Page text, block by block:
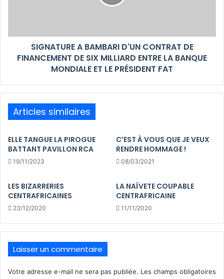
SIGNATURE A BAMBARI D'UN CONTRAT DE
FINANCEMENT DE SIX MILLIARD ENTRE LA BANQUE
MONDIALE ET LE PRÉSIDENT FAT
Articles similaires
ELLE TANGUE LA PIROGUE
BATTANT PAVILLON RCA
19/11/2023
C’EST À VOUS QUE JE VEUX
RENDRE HOMMAGE !
08/03/2021
LES BIZARRERIES
CENTRAFRICAINES
23/12/2020
LA NAÏVETE COUPABLE
CENTRAFRICAINE
11/11/2020
Laisser un commentaire
Votre adresse e-mail ne sera pas publiée. Les champs obligatoires